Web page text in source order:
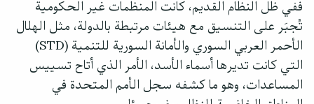
ففي ظل النظام القديم، كانت المنظمات غير الحكومية
تُجبَر على التنسيق مع هيئات مرتبطة بالدولة، مثل الهلال
الأحمر العربي السوري والأمانة السورية للتنمية (STD)
التي كانت تديرها أسماء الأسد، الأمر الذي أتاح تسييس
المساعدات، وهو ما كشفه سجل الأمم المتحدة في